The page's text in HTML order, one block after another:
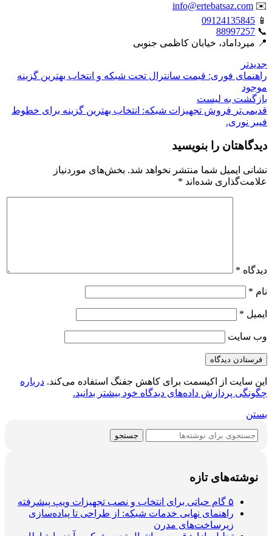
✉️
info@ertebatsaz.com
📱
09124135845
📞
88997257
📍 میرداماد، خیابان کاظمی جنوبی
جدیدتر
راهنمای فوری: قیمت سانترال تحت شبکه و انتخاب بهترین گزینه
موجود
بازگشت بە لیست
قدیمی‌تر فروش تجهیزات شبکه: انتخاب بهترین گزینه برای خطوط
فیبر نوری.
دیدگاهتان را بنویسید
نشانی ایمیل شما منتشر نخواهد شد. بخش‌های موردنیاز
علامت‌گذاری شده‌اند *
دیدگاه *
نام *
ایمیل *
وب‌ سایت
این سایت از اکیسمت برای کاهش جفنگ استفاده می‌کند. درباره
چگونگی پردازش داده‌های دیدگاه خود بیشتر بدانید.
بستن
جستجو
نوشته‌های تازه
۵ گام حیاتی برای انتخاب و نصب تجهیزات ویپ پیشرفته
راهنمای نهایی خدمات شبکه: از طراحی تا پیاده‌سازی
زیرساخت‌های مدرن